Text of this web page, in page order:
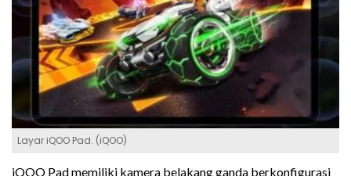
Layar iQOO Pad. (iQOO)
iQOO Pad memiliki kamera belakang ganda berkonfigurasi